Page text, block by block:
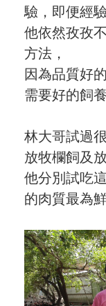
驗，即便經
他依然孜孜
方法，
因為品質好
需要好的飼養
林大哥試過
放牧欄飼及
他分別試吃
的肉質最為鮮